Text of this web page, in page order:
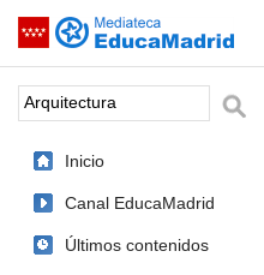
Saltar navegación
Palabra o frase:
Inicio
Canal EducaMadrid
Últimos contenidos